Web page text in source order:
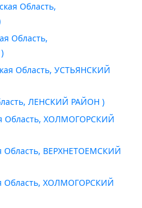
Область,
Область,
Область, УСТЬЯНСКИЙ
ЛЕНСКИЙ РАЙОН )
Область, ХОЛМОГОРСКИЙ
Область, ВЕРХНЕТОЕМСКИЙ
Область, ХОЛМОГОРСКИЙ